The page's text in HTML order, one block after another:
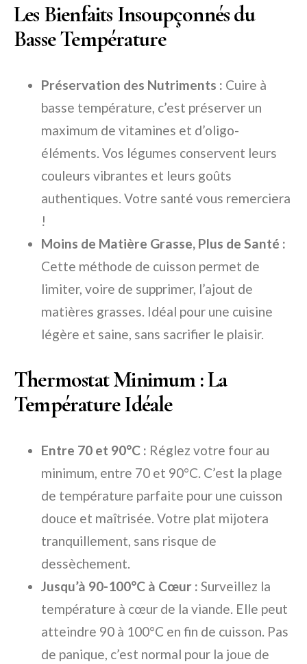
Les Bienfaits Insoupçonnés du
Basse Température
Préservation des Nutriments : Cuire à
basse température, c’est préserver un
maximum de vitamines et d’oligo-
éléments. Vos légumes conservent leurs
couleurs vibrantes et leurs goûts
authentiques. Votre santé vous remerciera
!
Moins de Matière Grasse, Plus de Santé :
Cette méthode de cuisson permet de
limiter, voire de supprimer, l’ajout de
matières grasses. Idéal pour une cuisine
légère et saine, sans sacrifier le plaisir.
Thermostat Minimum : La
Température Idéale
Entre 70 et 90°C : Réglez votre four au
minimum, entre 70 et 90°C. C’est la plage
de température parfaite pour une cuisson
douce et maîtrisée. Votre plat mijotera
tranquillement, sans risque de
dessèchement.
Jusqu’à 90-100°C à Cœur : Surveillez la
température à cœur de la viande. Elle peut
atteindre 90 à 100°C en fin de cuisson. Pas
de panique, c’est normal pour la joue de